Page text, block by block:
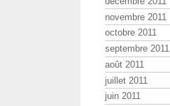
novembre 2011
octobre 2011
septembre 2011
août 2011
juillet 2011
juin 2011